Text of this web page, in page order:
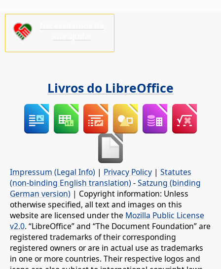
Livros do LibreOffice
Impressum (Legal Info) | Privacy Policy | Statutes
(non-binding English translation) -Satzung (binding
German version) | Copyright information: Unless
otherwise specified, all text and images on this
website are licensed under the Mozilla Public License
v2.0. “LibreOffice” and “The Document Foundation” are
registered trademarks of their corresponding
registered owners or are in actual use as trademarks
in one or more countries. Their respective logos and